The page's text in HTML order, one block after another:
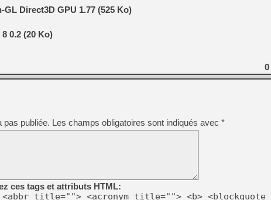
[LS] [PS5] ps5-y2jb-
[GK] Pourquoi Marvel
[GK] Test : Restory : Chill
[GK] GTA 6 : Rockstar
[GK] Hot Wheels Infinite
[GK] Mémoire cash -
[GK] Résultats Nintendo :
[GK] Déjà des
[Mo5] Brickboy cherche à
[GK] Minecraft et ses «
[GK] Beast of
[GK] Mémoire cash -
[GK] Dan Houser (GTA)
[GK] Comment EA Sports
[GK] Crimson Moon : un
Direct3D GPU 1.77 (525 Ko)
0.2 (20 Ko)
0
pas publiée. Les champs obligatoires sont indiqués avec *
ces tags et attributs HTML:
title=""> <acronym title=""> <b> <blockquote